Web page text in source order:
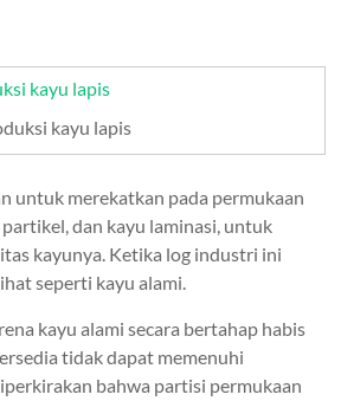
kayu lapis
untuk merekatkan pada permukaan
dan kayu laminasi, untuk
kayunya. Ketika log industri ini
seperti kayu alami.
kayu alami secara bertahap habis
tidak dapat memenuhi
bahwa partisi permukaan